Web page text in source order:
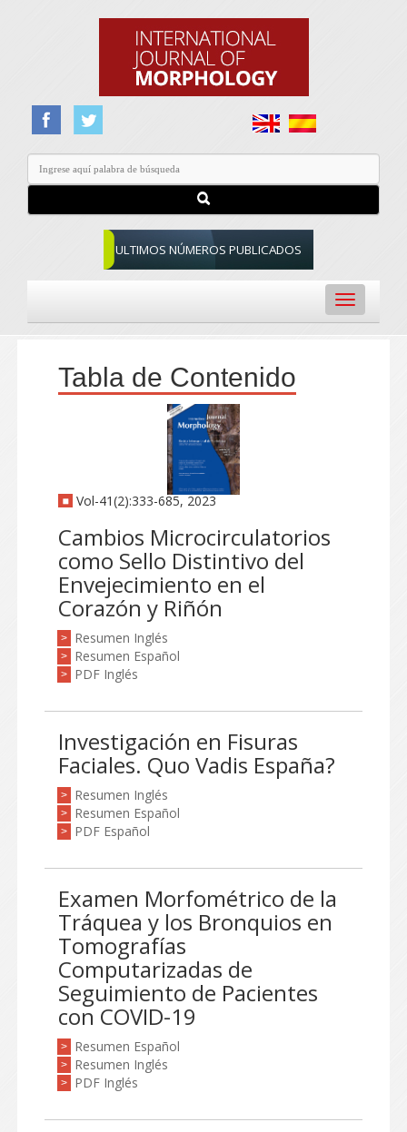
ULTIMOS NÚMEROS PUBLICADOS
Toggle
navigation
Tabla de Contenido
Vol-41(2):333-685, 2023
Cambios Microcirculatorios
como Sello Distintivo del
Envejecimiento en el
Corazón y Riñón
> Resumen Inglés
> Resumen Español
> PDF Inglés
Investigación en Fisuras
Faciales. Quo Vadis España?
> Resumen Inglés
> Resumen Español
> PDF Español
Examen Morfométrico de la
Tráquea y los Bronquios en
Tomografías
Computarizadas de
Seguimiento de Pacientes
con COVID-19
> Resumen Español
> Resumen Inglés
> PDF Inglés